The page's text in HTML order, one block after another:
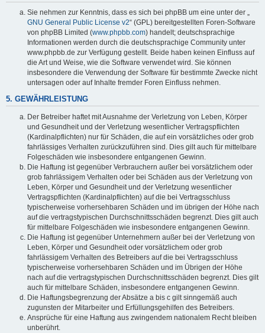
Sie nehmen zur Kenntnis, dass es sich bei phpBB um eine unter der „
GNU General Public License v2“ (GPL) bereitgestellten Foren-Software
von phpBB Limited (www.phpbb.com) handelt; deutschsprachige
Informationen werden durch die deutschsprachige Community unter
www.phpbb.de zur Verfügung gestellt. Beide haben keinen Einfluss auf
die Art und Weise, wie die Software verwendet wird. Sie können
insbesondere die Verwendung der Software für bestimmte Zwecke nicht
untersagen oder auf Inhalte fremder Foren Einfluss nehmen.
5. GEWÄHRLEISTUNG
Der Betreiber haftet mit Ausnahme der Verletzung von Leben, Körper
und Gesundheit und der Verletzung wesentlicher Vertragspflichten
(Kardinalpflichten) nur für Schäden, die auf ein vorsätzliches oder grob
fahrlässiges Verhalten zurückzuführen sind. Dies gilt auch für mittelbare
Folgeschäden wie insbesondere entgangenen Gewinn.
Die Haftung ist gegenüber Verbrauchern außer bei vorsätzlichem oder
grob fahrlässigem Verhalten oder bei Schäden aus der Verletzung von
Leben, Körper und Gesundheit und der Verletzung wesentlicher
Vertragspflichten (Kardinalpflichten) auf die bei Vertragsschluss
typischerweise vorhersehbaren Schäden und im übrigen der Höhe nach
auf die vertragstypischen Durchschnittsschäden begrenzt. Dies gilt auch
für mittelbare Folgeschäden wie insbesondere entgangenen Gewinn.
Die Haftung ist gegenüber Unternehmern außer bei der Verletzung von
Leben, Körper und Gesundheit oder vorsätzlichem oder grob
fahrlässigem Verhalten des Betreibers auf die bei Vertragsschluss
typischerweise vorhersehbaren Schäden und im Übrigen der Höhe
nach auf die vertragstypischen Durchschnittsschäden begrenzt. Dies gilt
auch für mittelbare Schäden, insbesondere entgangenen Gewinn.
Die Haftungsbegrenzung der Absätze a bis c gilt sinngemäß auch
zugunsten der Mitarbeiter und Erfüllungsgehilfen des Betreibers.
Ansprüche für eine Haftung aus zwingendem nationalem Recht bleiben
unberührt.